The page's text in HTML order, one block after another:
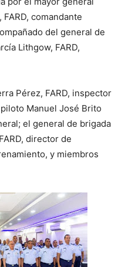
comandante
del general de
Lithgow, FARD,
Pérez, FARD, inspector
Manuel José Brito
el general de brigada
director de
y miembros